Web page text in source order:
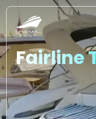
Fairline